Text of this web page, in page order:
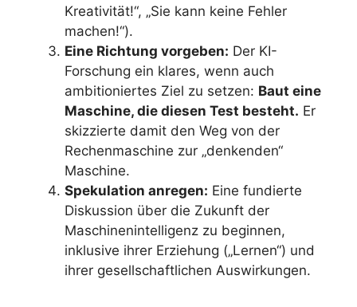
Kreativität!“, „Sie kann keine Fehler
machen!“).
Eine Richtung vorgeben: Der KI-
Forschung ein klares, wenn auch
ambitioniertes Ziel zu setzen: Baut eine
Maschine, die diesen Test besteht. Er
skizzierte damit den Weg von der
Rechenmaschine zur „denkenden“
Maschine.
Spekulation anregen: Eine fundierte
Diskussion über die Zukunft der
Maschinenintelligenz zu beginnen,
inklusive ihrer Erziehung („Lernen“) und
ihrer gesellschaftlichen Auswirkungen.